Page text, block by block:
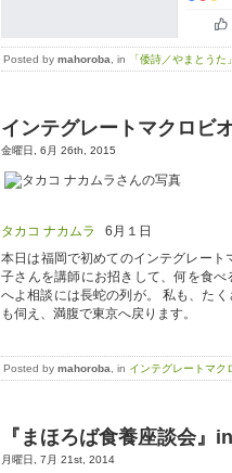
Posted by mahoroba , in 「倭詩／やまとうた」
インテグレートマクロビ
金曜日, 6月 26th, 2015
タカコ ナカムラ
6月１日
本日は福岡で初めてのインテグレー
子さんを講師にお招きして、何を食
へよ相談には長蛇の列が。 私も、た
も伺え、満腹で東京へ戻ります。
Posted by mahoroba , in インテグレートマク
『まほろば食養座談会
月曜日, 7月 21st, 2014